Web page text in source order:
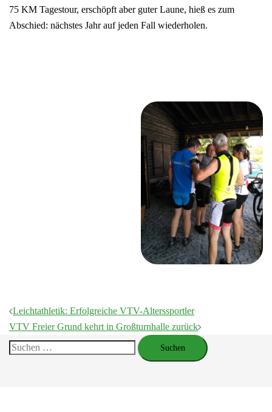
75 KM Tagestour, erschöpft aber guter Laune, hieß es zum
Abschied: nächstes Jahr auf jeden Fall wiederholen.
Beitragsnavigation
Leichtathletik: Erfolgreiche VTV-Alterssportler
VTV Freier Grund kehrt in Großturnhalle zurück
Suchen